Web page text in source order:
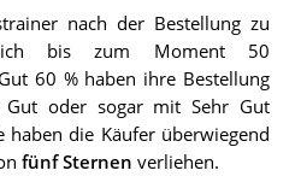
nach der Bestellung zu
bis zum Moment 50
60 % haben ihre Bestellung
oder sogar mit Sehr Gut
haben die Käufer überwiegend
fünf Sternen verliehen.